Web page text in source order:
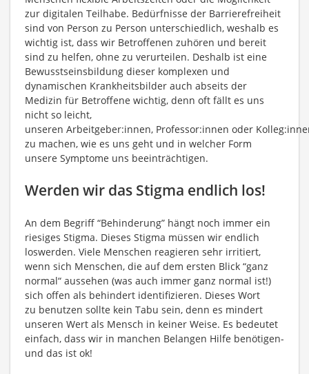
zur digitalen Teilhabe. Bedürfnisse der Barrierefreiheit
sind von Person zu Person unterschiedlich, weshalb es
wichtig ist, dass wir Betroffenen zuhören und bereit
sind zu helfen, ohne zu verurteilen. Deshalb ist eine
Bewusstseinsbildung dieser komplexen und
dynamischen Krankheitsbilder auch abseits der
Medizin für Betroffene wichtig, denn oft fällt es uns
nicht so leicht,
unseren Arbeitgeber:innen, Professor:innen oder
zu machen, wie es uns geht und in welcher Form
unsere Symptome uns beeinträchtigen.
Werden wir das Stigma endlich los!
An dem Begriff “Behinderung” hängt noch immer ein
riesiges Stigma. Dieses Stigma müssen wir endlich
loswerden. Viele Menschen reagieren sehr irritiert,
wenn sich Menschen, die auf dem ersten Blick “ganz
normal“ aussehen (was auch immer ganz normal ist!)
sich offen als behindert identifizieren. Dieses Wort
zu benutzen sollte kein Tabu sein, denn es mindert
unseren Wert als Mensch in keiner Weise. Es bedeutet
einfach, dass wir in manchen Belangen Hilfe benötigen-
und das ist ok!